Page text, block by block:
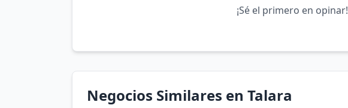
¡Sé el primero en opinar!
Negocios Similares en Talara